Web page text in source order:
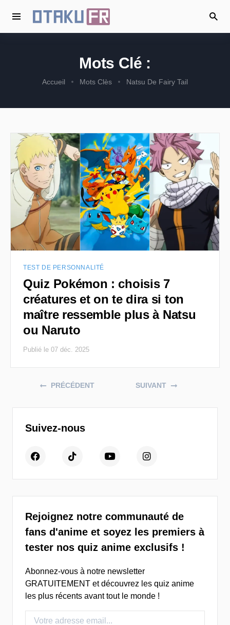
Mots Clé :
Accueil Mots Clès Natsu De Fairy Tail
TEST DE PERSONNALITÉ
Quiz Pokémon : choisis 7
créatures et on te dira si ton
maître ressemble plus à Natsu
ou Naruto
Publié le 07 déc. 2025
Posts navigation
PRÉCÉDENT SUIVANT
Suivez-nous
Rejoignez notre communauté de
fans d'anime et soyez les premiers à
tester nos quiz anime exclusifs !
Abonnez-vous à notre newsletter
GRATUITEMENT et découvrez les quiz anime
les plus récents avant tout le monde !